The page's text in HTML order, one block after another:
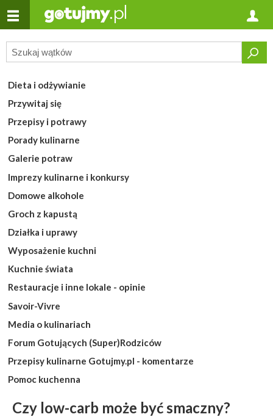
Dieta i odżywianie
Przywitaj się
Przepisy i potrawy
Porady kulinarne
Galerie potraw
Imprezy kulinarne i konkursy
Domowe alkohole
Groch z kapustą
Działka i uprawy
Wyposażenie kuchni
Kuchnie świata
Restauracje i inne lokale - opinie
Savoir-Vivre
Media o kulinariach
Forum Gotujących (Super)Rodziców
Przepisy kulinarne Gotujmy.pl - komentarze
Pomoc kuchenna
Czy low-carb może być smaczny?